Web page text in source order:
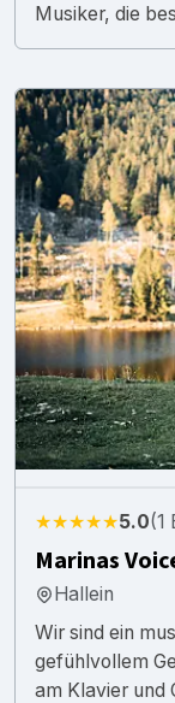
Musiker, die
★★★★★5.0(1
Marinas
Hallein
Wir sind ein
gefühlvollem
am Klavier und